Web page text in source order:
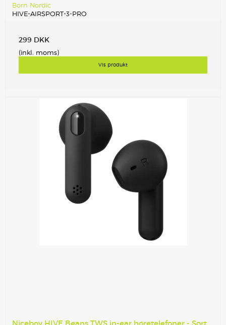
Born Nordic
HIVE-AIRSPORT-3-PRO
299 DKK
(inkl. moms)
Vis produkt